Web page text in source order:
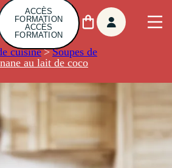
ACCÈS
FORMATION
ACCÈS
FORMATION
cuisine > Soupes de
au lait de coco